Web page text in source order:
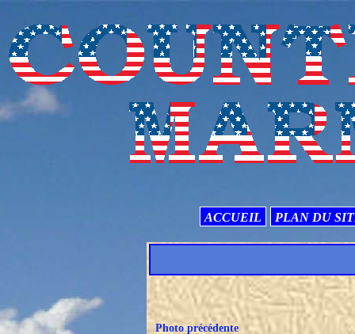
ACCUEIL PLAN DU
Photo précédente